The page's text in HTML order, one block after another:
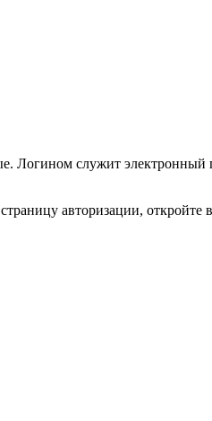
Логином служит
авторизации,